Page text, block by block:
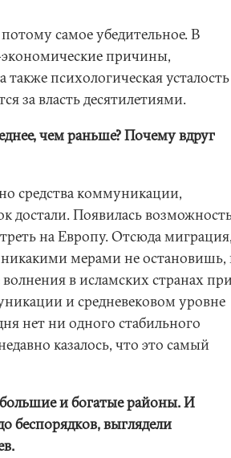
самое убедительное. В
причины,
психологическая усталость
за власть десятилетиями.
чем раньше? Почему вдруг
средства коммуникации,
достали. Появилась
на Европу. Отсюда миграция,
никакими мерами не остановишь,
в исламских странах
и средневековом уровне
нет ни одного стабильного
казалось, что это самый
и богатые районы. И
беспорядков, выглядели